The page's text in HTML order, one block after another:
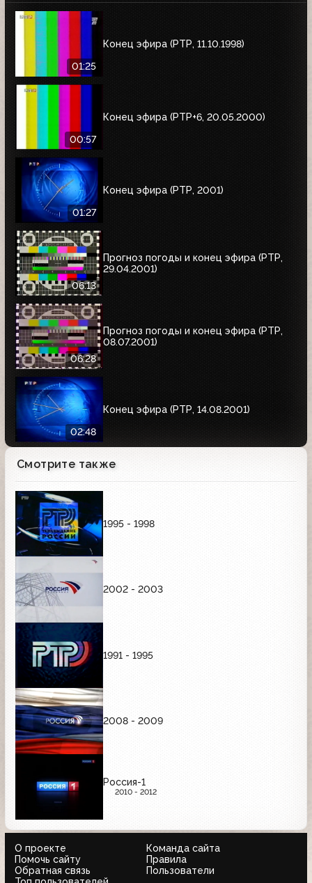
01:25
Конец эфира (РТР, 11.10.1998)
00:57
Конец эфира (РТР+6, 20.05.2000)
01:27
Конец эфира (РТР, 2001)
06:13
Прогноз погоды и конец эфира (РТР,
29.04.2001)
06:28
Прогноз погоды и конец эфира (РТР,
08.07.2001)
02:48
Конец эфира (РТР, 14.08.2001)
Смотрите также
1995 - 1998
2002 - 2003
1991 - 1995
2008 - 2009
Россия-1
2010 - 2012
О проекте
Команда сайта
Помочь сайту
Правила
Обратная связь
Пользователи